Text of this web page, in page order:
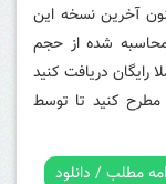
آخرین نسخه این
محاسبه شده از حجم
دریافت کنید
مطرح کنید تا توسط
مطلب / دانلود